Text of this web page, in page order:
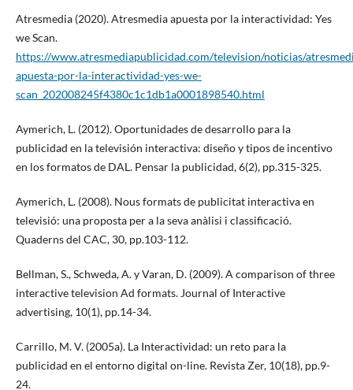
Atresmedia (2020). Atresmedia apuesta por la interactividad: Yes
we Scan.
https://www.atresmediapublicidad.com/television/noticias/
apuesta-por-la-interactividad-yes-we-
scan_202008245f4380c1c1db1a0001898540.html
Aymerich, L. (2012). Oportunidades de desarrollo para la
publicidad en la televisión interactiva: diseño y tipos de incentivo
en los formatos de DAL. Pensar la publicidad, 6(2), pp.315-325.
Aymerich, L. (2008). Nous formats de publicitat interactiva en
televisió: una proposta per a la seva anàlisi i classificació.
Quaderns del CAC, 30, pp.103-112.
Bellman, S., Schweda, A. y Varan, D. (2009). A comparison of three
interactive television Ad formats. Journal of Interactive
advertising, 10(1), pp.14-34.
Carrillo, M. V. (2005a). La Interactividad: un reto para la
publicidad en el entorno digital on-line. Revista Zer, 10(18), pp.9-
24.